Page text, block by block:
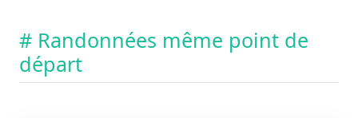
# Randonnées même point de
départ